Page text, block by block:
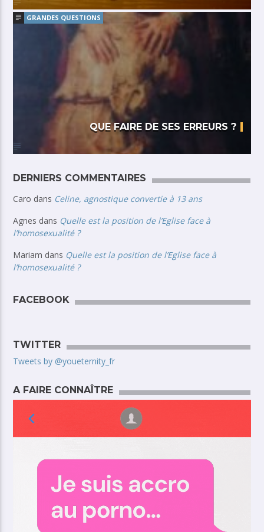
GRANDES QUESTIONS
QUE FAIRE DE SES ERREURS ?
DERNIERS COMMENTAIRES
Caro dans Celine, agnostique convertie à 13 ans
Agnes dans Quelle est la position de l’Eglise face à
l’homosexualité ?
Mariam dans Quelle est la position de l’Eglise face à
l’homosexualité ?
FACEBOOK
TWITTER
Tweets by @youeternity_fr
A FAIRE CONNAÎTRE